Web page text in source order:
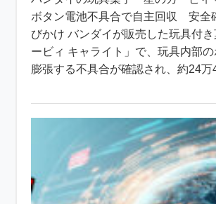
ボタン電池不具合で自主回収 安全
びかけ バンダイが販売した玩具付
ービィ キャライト」で、玩具内部
膨張する不具合が確認され、約24